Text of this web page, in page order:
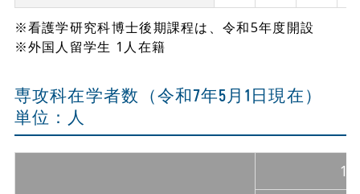
※看護学研究科博士後期課程は、令和5年度開設
※外国人留学生 1人在籍
専攻科在学者数（令和7年5月1日現在）
単位：人
1